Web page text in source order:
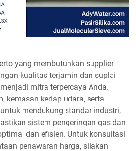
yang membutuhkan supplier
kualitas terjamin dan suplai
mitra terpercaya Anda.
kemasan kedap udara, serta
mendukung standar industri,
sistem pengeringan gas dan
dan efisien. Untuk konsultasi
penawaran harga, silakan